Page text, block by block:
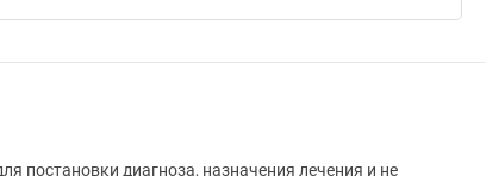
постановки диагноза, назначения лечения и не